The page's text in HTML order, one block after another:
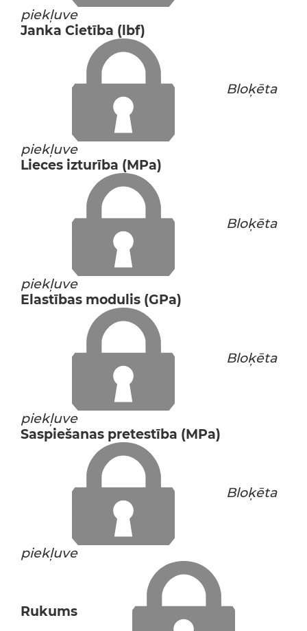
piekļuve
Janka Cietība (lbf)
Bloķēta
piekļuve
Lieces izturība (MPa)
Bloķēta
piekļuve
Elastības modulis (GPa)
Bloķēta
piekļuve
Saspiešanas pretestība (MPa)
Bloķēta
piekļuve
Rukums